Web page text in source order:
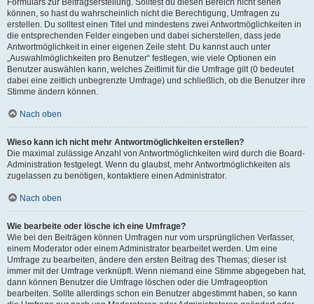
Formulars zur Beitragserstellung. Solltest du diesen Bereich nicht sehen
können, so hast du wahrscheinlich nicht die Berechtigung, Umfragen zu
erstellen. Du solltest einen Titel und mindestens zwei Antwortmöglichkeiten in
die entsprechenden Felder eingeben und dabei sicherstellen, dass jede
Antwortmöglichkeit in einer eigenen Zeile steht. Du kannst auch unter
„Auswahlmöglichkeiten pro Benutzer“ festlegen, wie viele Optionen ein
Benutzer auswählen kann, welches Zeitlimit für die Umfrage gilt (0 bedeutet
dabei eine zeitlich unbegrenzte Umfrage) und schließlich, ob die Benutzer ihre
Stimme ändern können.
Nach oben
Wieso kann ich nicht mehr Antwortmöglichkeiten erstellen?
Die maximal zulässige Anzahl von Antwortmöglichkeiten wird durch die Board-
Administration festgelegt. Wenn du glaubst, mehr Antwortmöglichkeiten als
zugelassen zu benötigen, kontaktiere einen Administrator.
Nach oben
Wie bearbeite oder lösche ich eine Umfrage?
Wie bei den Beiträgen können Umfragen nur vom ursprünglichen Verfasser,
einem Moderator oder einem Administrator bearbeitet werden. Um eine
Umfrage zu bearbeiten, ändere den ersten Beitrag des Themas; dieser ist
immer mit der Umfrage verknüpft. Wenn niemand eine Stimme abgegeben hat,
dann können Benutzer die Umfrage löschen oder die Umfrageoption
bearbeiten. Sollte allerdings schon ein Benutzer abgestimmt haben, so kann